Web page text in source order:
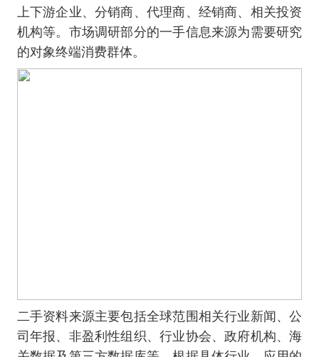
上下游企业、分销商、代理商、经销商、相关投资
机构等。市场调研部分的一手信息来源为需要研究
的对象终端消费群体。
二手资料来源主要包括全球范围相关行业新闻、公
司年报、非盈利性组织、行业协会、政府机构、海